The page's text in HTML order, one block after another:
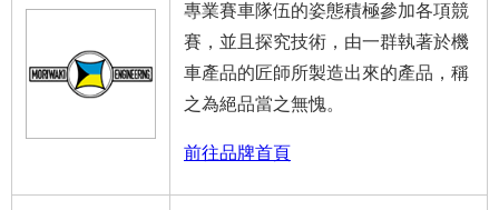
專業賽車隊伍的姿態積極參加各項競
賽，並且探究技術，由一群執著於機
車產品的匠師所製造出來的產品，稱
之為絕品當之無愧。
前往品牌首頁